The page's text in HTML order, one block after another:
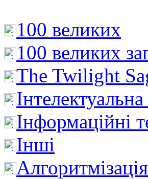
100 великих
100 великих
The Twilight
Інтелектуальна
Інформаційні
Інші